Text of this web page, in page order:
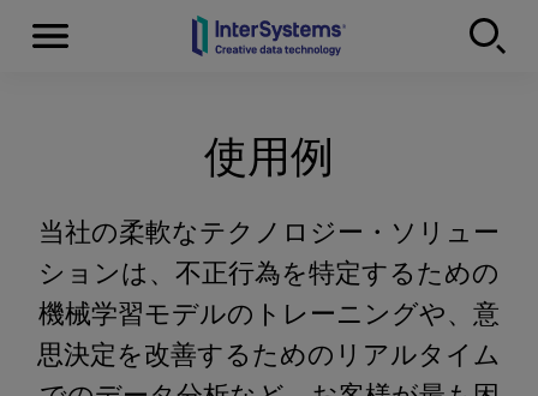
Skip to content
Menu
使用例
当社の柔軟なテクノロジー・ソリュー
ションは、不正行為を特定するための
機械学習モデルのトレーニングや、意
思決定を改善するためのリアルタイム